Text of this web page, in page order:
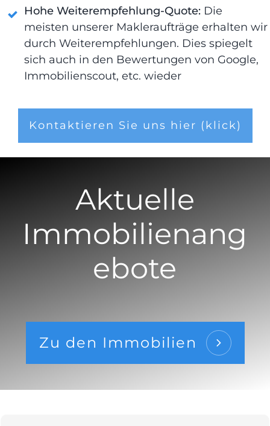
Hohe Weiterempfehlung-Quote: Die
meisten unserer Makleraufträge erhalten wir
durch Weiterempfehlungen. Dies spiegelt
sich auch in den Bewertungen von Google,
Immobilienscout, etc. wieder
Kontaktieren Sie uns hier (klick)
Aktuelle
Immobilienang
ebote
Zu den Immobilien